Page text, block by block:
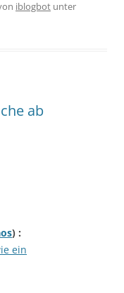
iblogbot unter
ab
) :
ein